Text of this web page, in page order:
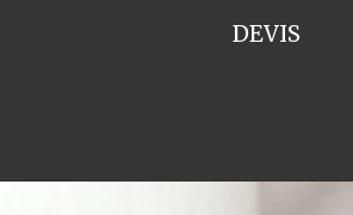
DEVIS